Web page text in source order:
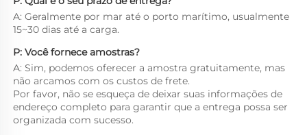
A: Geralmente por mar até o porto marítimo, usualmente
15~30 dias até a carga.
P: Você fornece amostras?
A: Sim, podemos oferecer a amostra gratuitamente, mas
não arcamos com os custos de frete.
Por favor, não se esqueça de deixar suas informações de
endereço completo para garantir que a entrega possa ser
organizada com sucesso.